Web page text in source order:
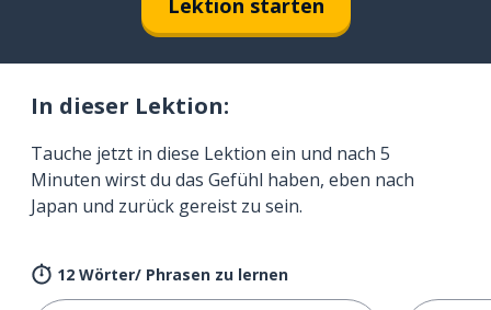
Lektion starten
In dieser Lektion:
Tauche jetzt in diese Lektion ein und nach 5
Minuten wirst du das Gefühl haben, eben nach
Japan und zurück gereist zu sein.
12 Wörter/ Phrasen zu lernen